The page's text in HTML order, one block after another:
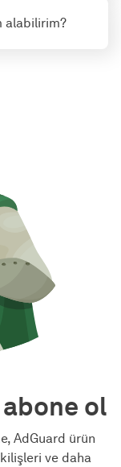
alabilirim?
ol
AdGuard ürün
ve daha